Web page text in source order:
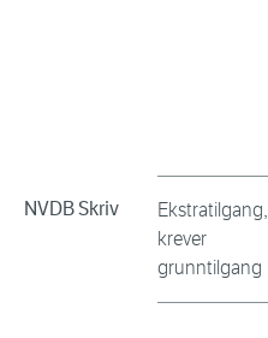
NVDB Skriv
Ekstratilgang,
krever
grunntilgang